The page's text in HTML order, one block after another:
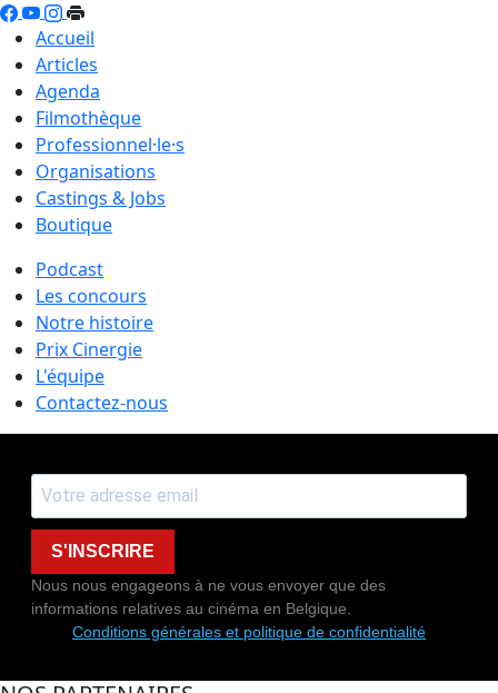
Accueil
Articles
Agenda
Filmothèque
Professionnel·le·s
Organisations
Castings & Jobs
Boutique
Podcast
Les concours
Notre histoire
Prix Cinergie
L'équipe
Contactez-nous
S'INSCRIRE
Nous nous engageons à ne vous envoyer que des
informations relatives au cinéma en Belgique.
Conditions générales et politique de confidentialité